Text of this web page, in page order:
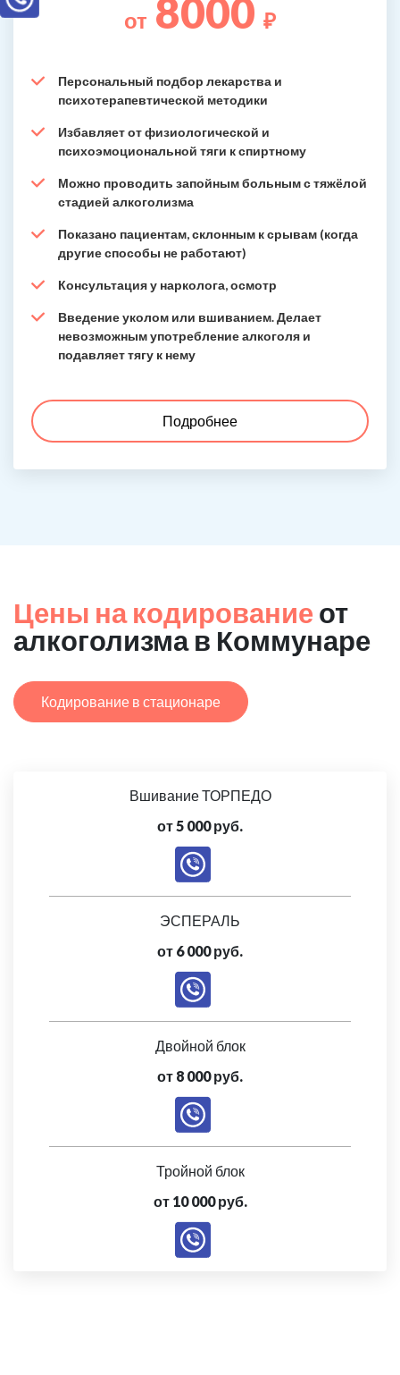
от 8000 ₽
Персональный подбор лекарства и
психотерапевтической методики
Избавляет от физиологической и
психоэмоциональной тяги к спиртному
Можно проводить запойным больным с тяжёлой
стадией алкоголизма
Показано пациентам, склонным к срывам (когда
другие способы не работают)
Консультация у нарколога, осмотр
Введение уколом или вшиванием. Делает
невозможным употребление алкоголя и
подавляет тягу к нему
Подробнее
Цены на кодирование от
алкоголизма в Коммунаре
Кодирование в стационаре
Вшивание ТОРПЕДО
от 5 000 руб.
ЭСПЕРАЛЬ
от 6 000 руб.
Двойной блок
от 8 000 руб.
Тройной блок
от 10 000 руб.